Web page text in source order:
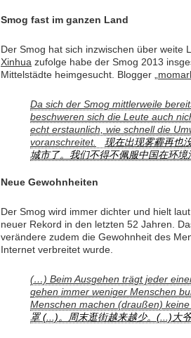
Smog fast im ganzen Land
Der Smog hat sich inzwischen über weite
Xinhua zufolge habe der Smog 2013
Mittelstädte heimgesucht. Blogger „
Da sich der Smog mittlerweile
beschweren sich die Leute auch
echt erstaunlich, wie schnell die
voranschreitet.
现在出现雾霾再也
城市了。我们不得不佩服中国在环境
Neue Gewohnheiten
Der Smog wird immer dichter und hielt laut
neuer Rekord in den letzten 52 Jahren.
verändere zudem die Gewohnheit des
Internet verbreitet wurde.
(…) Beim Ausgehen trägt jeder
gehen immer weniger Menschen
Menschen machen (draußen)
罩 (...)。周末逛街越来越少。(...)大